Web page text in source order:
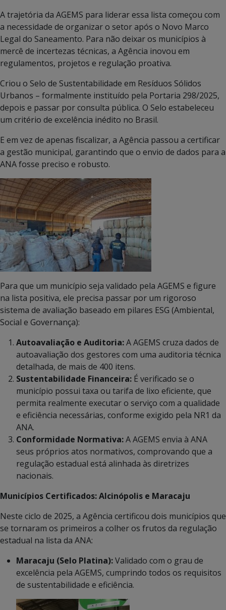
A trajetória da AGEMS para liderar essa lista começou com
a necessidade de organizar o setor após o Novo Marco
Legal do Saneamento. Para não deixar os municípios à
mercê de incertezas técnicas, a Agência inovou em
regulamentos, projetos e regulação proativa.
Criou o Selo de Sustentabilidade em Resíduos Sólidos
Urbanos – formalmente instituído pela Portaria 298/2025,
depois e passar por consulta pública. O Selo estabeleceu
um critério de excelência inédito no Brasil.
E em vez de apenas fiscalizar, a Agência passou a certificar
a gestão municipal, garantindo que o envio de dados para a
ANA fosse preciso e robusto.
Para que um município seja validado pela AGEMS e figure
na lista positiva, ele precisa passar por um rigoroso
sistema de avaliação baseado em pilares ESG (Ambiental,
Social e Governança):
Autoavaliação e Auditoria:A AGEMS cruza dados de
autoavaliação dos gestores com uma auditoria técnica
detalhada, de mais de 400 itens.
Sustentabilidade Financeira: É verificado se o
município possui taxa ou tarifa de lixo eficiente, que
permita realmente executar o serviço com a qualidade
e eficiência necessárias, conforme exigido pela NR1 da
ANA.
Conformidade Normativa:A AGEMS envia à ANA
seus próprios atos normativos, comprovando que a
regulação estadual está alinhada às diretrizes
nacionais.
Municípios Certificados: Alcinópolis e Maracaju
Neste ciclo de 2025, a Agência certificou dois municípios que
se tornaram os primeiros a colher os frutos da regulação
estadual na lista da ANA:
Maracaju (Selo Platina):Validado com o grau de
excelência pela AGEMS, cumprindo todos os requisitos
de sustentabilidade e eficiência.